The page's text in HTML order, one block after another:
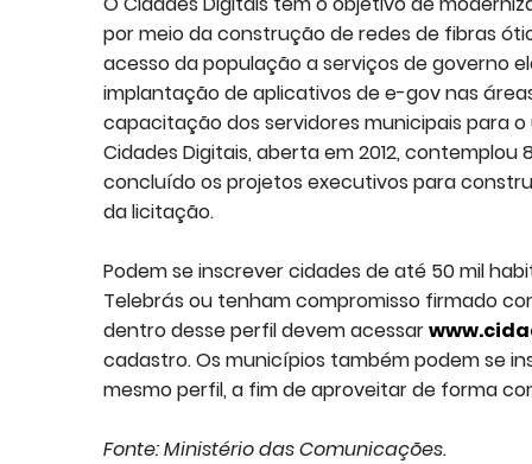
por meio da construção de redes de fibras
acesso da população a serviços de governo
implantação de aplicativos de e-gov nas
capacitação dos servidores municipais para
Cidades Digitais, aberta em 2012,
concluído os projetos executivos para
da licitação.
Podem se inscrever cidades de até 50 mil
Telebrás ou tenham compromisso firmado
dentro desse perfil devem acessar
cadastro. Os municípios também podem se
mesmo perfil, a fim de aproveitar de forma
Fonte: Ministério das Comunicações.